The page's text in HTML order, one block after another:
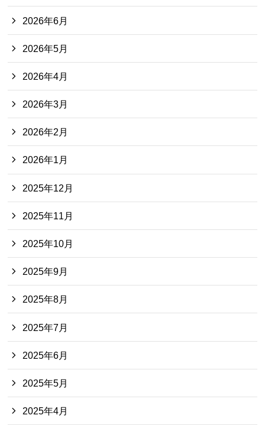
2026年6月
2026年5月
2026年4月
2026年3月
2026年2月
2026年1月
2025年12月
2025年11月
2025年10月
2025年9月
2025年8月
2025年7月
2025年6月
2025年5月
2025年4月